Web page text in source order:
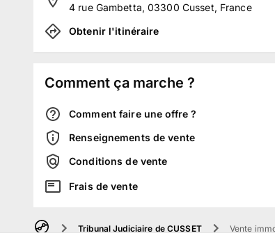
4 rue Gambetta, 03300 Cusset, France
Obtenir l'itinéraire
Comment ça marche ?
Comment faire une offre ?
Renseignements de vente
Conditions de vente
Frais de vente
Tribunal Judiciaire de CUSSET Vente